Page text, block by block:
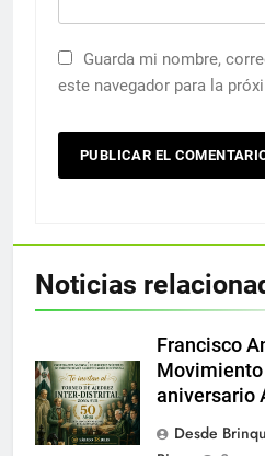
Guarda mi nombre,
este navegador para la
Noticias
Francisco
Movimiento
aniversario
Desde